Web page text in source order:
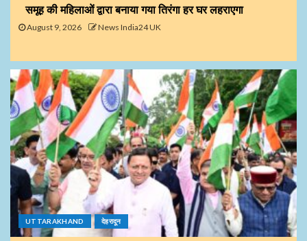
समूह की महिलाओं द्वारा बनाया गया तिरंगा हर घर लहराएगा
August 9, 2026 News India24 UK
UTTARAKHAND देहरादून